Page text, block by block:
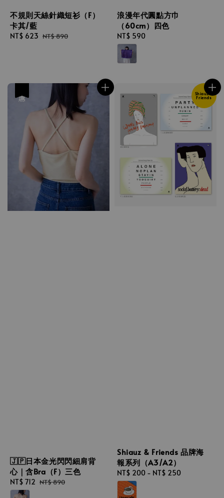
不規則天絲針織短衫（F）
卡其/藍
Sale
NT$ 623 Regular
NT$ 890
浪漫年代圓點方巾
（60cm）四色
Regular
price
NT$ 590
🇯🇵日本金光閃閃細肩背
心｜含Bra（F）三色
Sale
price
NT$ 712 Regular
NT$ 890
Shiauz &
Friends
Shiauz & Friends 品牌海
報系列（A3/A2）
Regular
price
NT$ 200 - NT$ 250